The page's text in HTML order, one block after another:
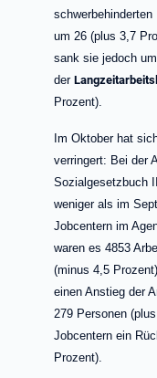
um 26 (plus 3,7
sank sie jedoch
der
Prozent).
Im Oktober hat
verringert: Bei der
Sozialgesetzbuch
weniger als im
Jobcentern im
waren es 4853
(minus 4,5
einen Anstieg der
279 Personen
Jobcentern ein
Prozent).